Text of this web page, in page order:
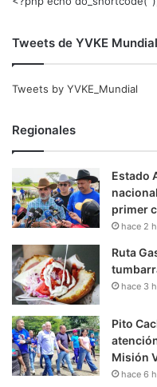
Tweets de YVKE Mundial
Tweets by YVKE_Mundial
Regionales
Estado
primer
hace 2
Ruta
hace 3
Pito
Misión
hace 6